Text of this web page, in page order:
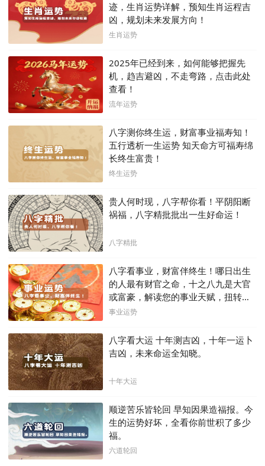
迹，生肖运势详解，预知生肖运程吉
凶，规划未来发展方向！
生肖运势
2025年已经到来，如何能够把握先
机，趋吉避凶，不走弯路，点击此处
查看！
流年运势
八字测你终生运，财富事业福寿知！
五行透析一生运势 知天命方可福寿绵
长终生富贵！
终生运势
贵人何时现，八字帮你看！平阴阳断
祸福，八字精批批出一生好命运！
八字精批
八字看事业，财富伴终生！哪日出生
的人最有财官之命，十之八九是大官
或富豪，解读您的事业天赋，扭转当
下不利困局！！
事业运势
八字看大运 十年测吉凶，十年一运卜
吉凶，未来命运全知晓。
十年大运
顺逆苦乐皆轮回 早知因果造福报。今
生的运势好坏，全看你前世积了多少
福。
六道轮回